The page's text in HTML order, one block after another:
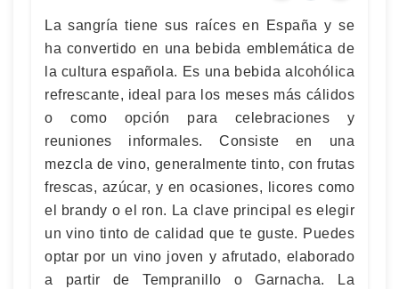
La sangría tiene sus raíces en España y se
ha convertido en una bebida emblemática de
la cultura española. Es una bebida alcohólica
refrescante, ideal para los meses más cálidos
o como opción para celebraciones y
reuniones informales. Consiste en una
mezcla de vino, generalmente tinto, con frutas
frescas, azúcar, y en ocasiones, licores como
el brandy o el ron. La clave principal es elegir
un vino tinto de calidad que te guste. Puedes
optar por un vino joven y afrutado, elaborado
a partir de Tempranillo o Garnacha. La